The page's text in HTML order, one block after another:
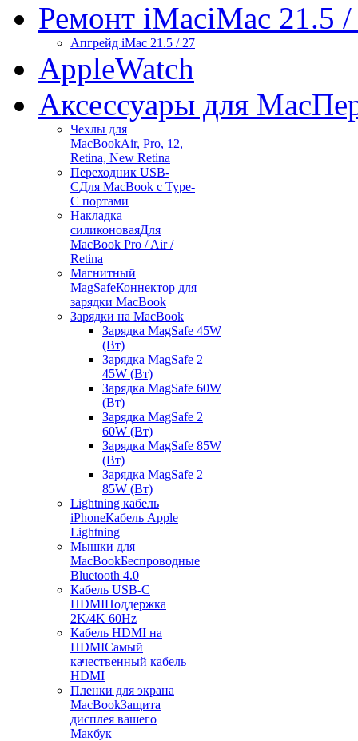
Ремонт iMaciMac 21.5 /
Апгрейд iMac 21.5 / 27
AppleWatch
Аксессуары для Mac
Чехлы для
MacBookAir, Pro, 12,
Retina, New Retina
Переходник USB-
CДля MacBook с Type-
C портами
Накладка
силиконоваяДля
MacBook Pro / Air /
Retina
Магнитный
MagSafeКоннектор для
зарядки MacBook
Зарядки на MacBook
Зарядка MagSafe 45W
(Вт)
Зарядка MagSafe 2
45W (Вт)
Зарядка MagSafe 60W
(Вт)
Зарядка MagSafe 2
60W (Вт)
Зарядка MagSafe 85W
(Вт)
Зарядка MagSafe 2
85W (Вт)
Lightning кабель
iPhoneКабель Apple
Lightning
Мышки для
MacBookБеспроводные
Bluetooth 4.0
Кабель USB-C
HDMIПоддержка
2K/4K 60Hz
Кабель HDMI на
HDMIСамый
качественный кабель
HDMI
Пленки для экрана
MacBookЗащита
дисплея вашего
Макбук